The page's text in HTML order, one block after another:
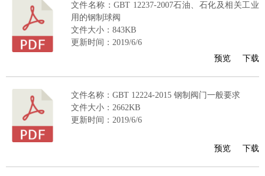
文件名称：GBT 12237-2007石油、石化及相关工业
用的钢制球阀
文件大小：843KB
更新时间：2019/6/6
预览
下载
文件名称：GBT 12224-2015 钢制阀门一般要求
文件大小：2662KB
更新时间：2019/6/6
预览 下载